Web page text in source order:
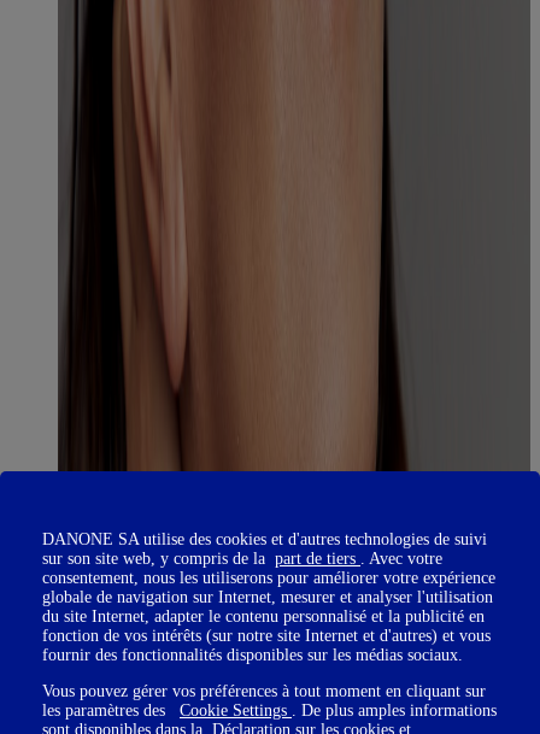
DANONE SA utilise des cookies et d'autres technologies de suivi
sur son site web, y compris de la part de tiers . Avec votre
consentement, nous les utiliserons pour améliorer votre expérience
globale de navigation sur Internet, mesurer et analyser l'utilisation
du site Internet, adapter le contenu personnalisé et la publicité en
fonction de vos intérêts (sur notre site Internet et d'autres) et vous
fournir des fonctionnalités disponibles sur les médias sociaux.
Vous pouvez gérer vos préférences à tout moment en cliquant sur
les paramètres des Cookie Settings . De plus amples informations
sont disponibles dans la Déclaration sur les cookies et